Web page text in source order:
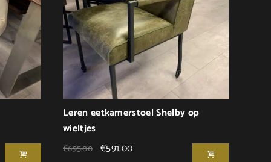
Leren eetkamerstoel Shelby op
wieltjes
€695,00 €591,00